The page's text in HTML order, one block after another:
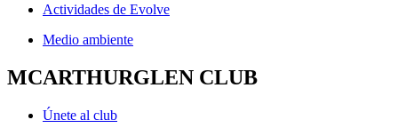
Actividades de Evolve
Medio ambiente
MCARTHURGLEN CLUB
Únete al club